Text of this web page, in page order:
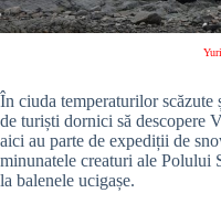
În ciuda temperaturilor scăzute
de turiști dornici să descopere
aici au parte de expediții de
minunatele creaturi ale Polului
la balenele ucigașe.